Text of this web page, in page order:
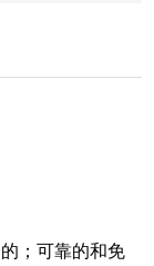
；可靠的和免